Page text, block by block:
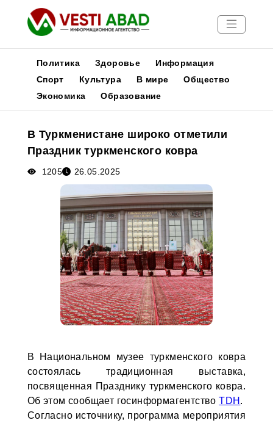
Новости
Медиа
Афиша
Политика Здоровье
Информация
Спорт
Культура В мире
Общество
Экономика
Образование
В Туркменистане широко отметили
Праздник туркменского ковра
1205 26.05.2025
В Национальном музее туркменского ковра
состоялась традиционная выставка,
посвященная Празднику туркменского ковра.
Об этом сообщает госинформагентствоTDH .
Согласно источнику, программа мероприятия